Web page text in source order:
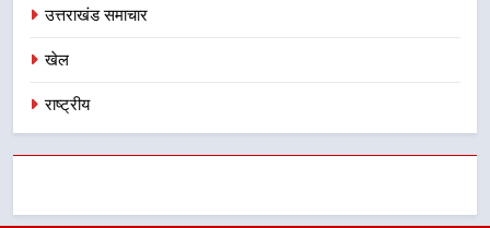
उत्तराखंड समाचार
खेल
राष्ट्रीय